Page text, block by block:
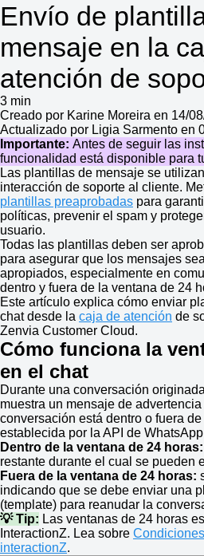
Envío de
mensaje en la
atención de
3 min
Creado por Karine Moreira en 14/
Actualizado por Ligia Sarmento en
Importante: Antes de seguir las
funcionalidad está disponible para
Las plantillas de mensaje se
interacción de soporte al cliente.
plantillas preaprobadas para
políticas, prevenir el spam y
usuario.
Todas las plantillas deben ser
para asegurar que los mensajes
apropiados, especialmente en
dentro y fuera de la ventana de 24
Este artículo explica cómo enviar
chat desde la caja de atención de
Zenvia Customer Cloud.
Cómo funciona la
en el chat
Durante una conversación
muestra un mensaje de
conversación está dentro o fuera
establecida por la API de
Dentro de la ventana de 24 horas:
restante durante el cual se pueden
Fuera de la ventana de 24 horas:
indicando que se debe enviar una
(template) para reanudar la
💡 Tip: Las ventanas de 24 horas
InteractionZ. Lea sobre
interactionZ.